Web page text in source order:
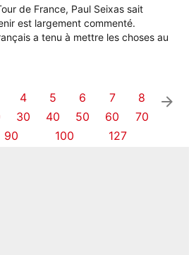
de France, Paul Seixas sait
est largement commenté.
a tenu à mettre les choses au
4 5 6 7
8
30 40 50 60
70
90 100 127
arrow_right